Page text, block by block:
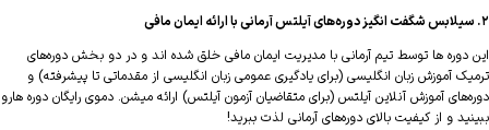
ها توسط تیم آرمانی با مدیریت ایمان مافی خلق شده اند و در دو بخش دوره‌های
آموزش زبان انگلیسی (برای یادگیری عمومی زبان انگلیسی از مقدماتی تا پیشرفته) و
آموزش آنلاین آیلتس (برای متقاضیان آزمون آیلتس) ارائه میشن. دموی رایگان دوره هارو
و از کیفیت بالای دوره‌های آرمانی لذت ببرید!